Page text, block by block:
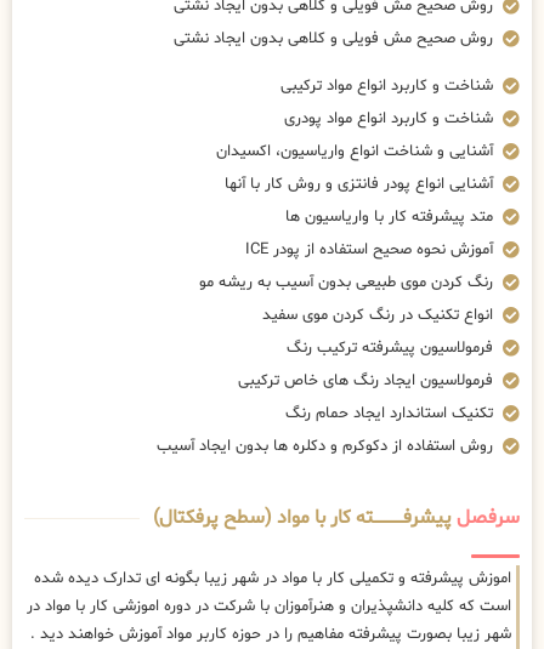
روش صحیح مش فویلی و کلاهی بدون ایجاد نشتی
روش صحیح مش فویلی و کلاهی بدون ایجاد نشتی
شناخت و کاربرد انواع مواد ترکیبی
شناخت و کاربرد انواع مواد پودری
آشنایی و شناخت انواع واریاسیون، اکسیدان
آشنایی انواع پودر فانتزی و روش کار با آنها
متد پیشرفته کار با واریاسیون ها
آموزش نحوه صحیح استفاده از پودر ICE
رنگ کردن موی طبیعی بدون آسیب به ریشه مو
انواع تکنیک در رنگ کردن موی سفید
فرمولاسیون پیشرفته ترکیب رنگ
فرمولاسیون ایجاد رنگ های خاص ترکیبی
تکنیک استاندارد ایجاد حمام رنگ
روش استفاده از دکوکرم و دکلره ها بدون ایجاد آسیب
سرفصلپیشرفــــــــــــته کار با مواد (سطح پرفکتال)
اموزش پیشرفته و تکمیلی کار با مواد در شهر زیبا بگونه ای تدارک دیده شده
است که کلیه دانشپذیران و هنرآموزان با شرکت در دوره اموزشی کار با مواد در
شهر زیبا بصورت پیشرفته مفاهیم را در حوزه کاربر مواد آموزش خواهند دید .